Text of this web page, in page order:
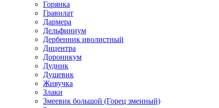
Горянка
Гравилат
Дармера
Дельфиниум
Дербенник иволистный
Дицентра
Дороникум
Дудник
Душевик
Живучка
Злаки
Змеевик большой (Горец змеиный)